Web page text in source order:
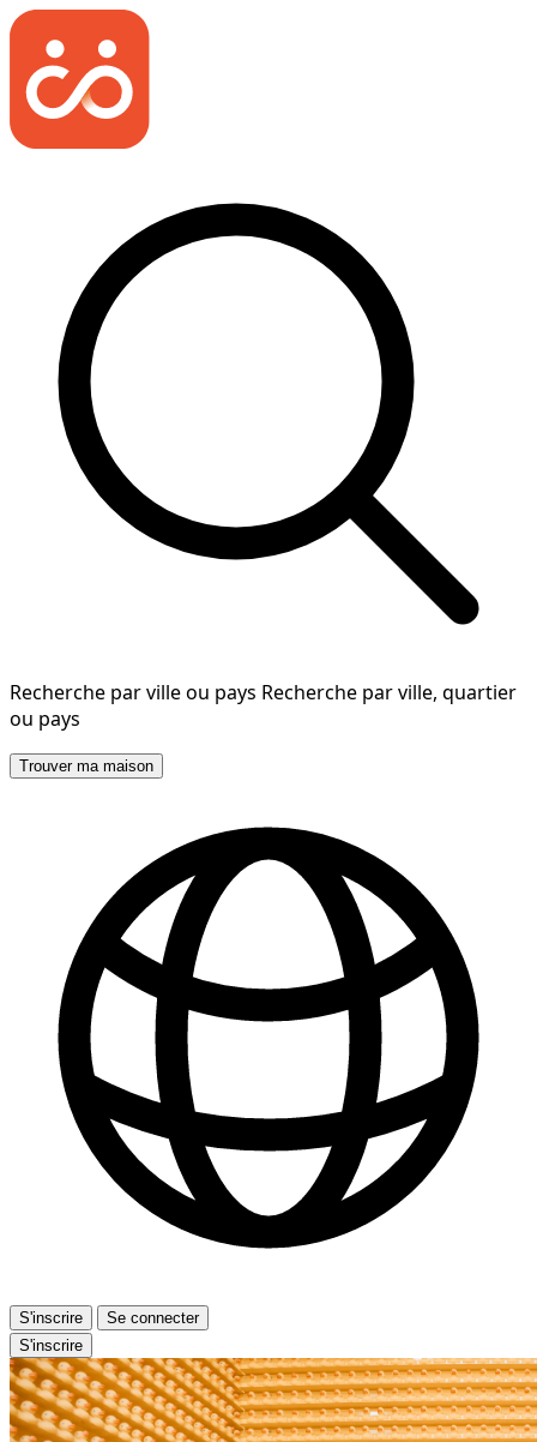
Recherche par ville ou pays Recherche par ville, quartier
ou pays
Trouver ma maison
S'inscrire
Se connecter
S'inscrire